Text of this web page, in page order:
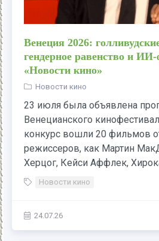
Венеция 2026:
гендерное равенство и
«Новости кино»
Новости кино
23 июля была объявлена
Венецианского
конкурс вошли 20 фильмов
режиссеров, как Мартин
Херцог, Кейси Аффлек,
Новости кино
24.07.26